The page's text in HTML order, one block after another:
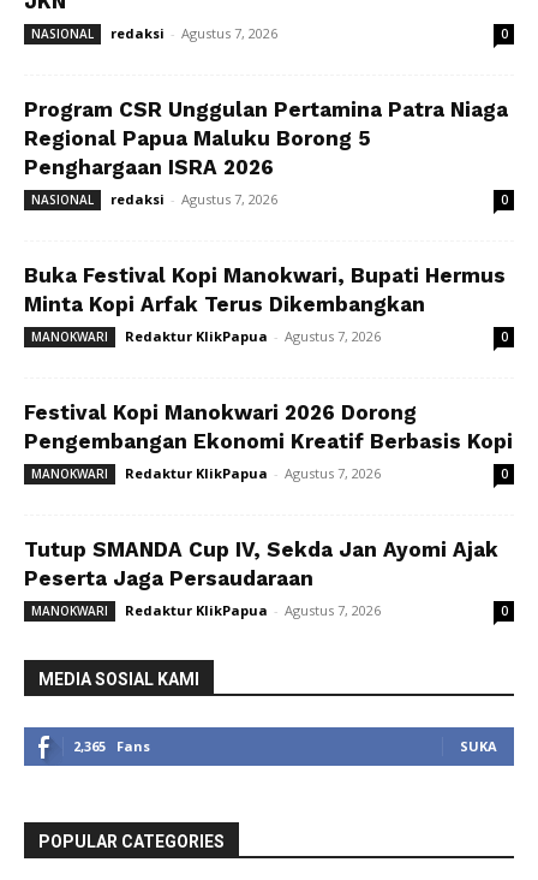
NASIONAL redaksi - Agustus 7, 2026 0
Program CSR Unggulan Pertamina Patra Niaga
Regional Papua Maluku Borong 5
Penghargaan ISRA 2026
NASIONAL redaksi - Agustus 7, 2026 0
Buka Festival Kopi Manokwari, Bupati Hermus
Minta Kopi Arfak Terus Dikembangkan
MANOKWARI Redaktur KlikPapua - Agustus 7, 2026 0
Festival Kopi Manokwari 2026 Dorong
Pengembangan Ekonomi Kreatif Berbasis Kopi
MANOKWARI Redaktur KlikPapua - Agustus 7, 2026 0
Tutup SMANDA Cup IV, Sekda Jan Ayomi Ajak
Peserta Jaga Persaudaraan
MANOKWARI Redaktur KlikPapua - Agustus 7, 2026 0
MEDIA SOSIAL KAMI
2,365 Fans SUKA
POPULAR CATEGORIES